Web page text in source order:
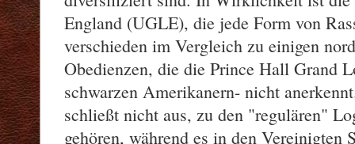
England (UGLE), die jede Form von
verschieden im Vergleich zu einigen
Obedienzen, die die Prince Hall Grand
schwarzen Amerikanern- nicht
schließt nicht aus, zu den "regulären"
gehören, während es in den Vereinigten